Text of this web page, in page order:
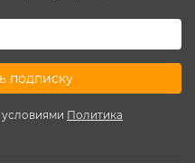
подписку
условиями Политика